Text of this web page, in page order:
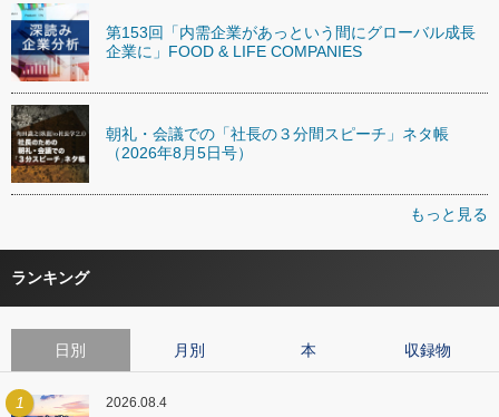
第153回「内需企業があっという間にグローバル成長
企業に」FOOD & LIFE COMPANIES
朝礼・会議での「社長の３分間スピーチ」ネタ帳
（2026年8月5日号）
もっと見る
ランキング
日別 月別 本 収録物
1 2026.08.4